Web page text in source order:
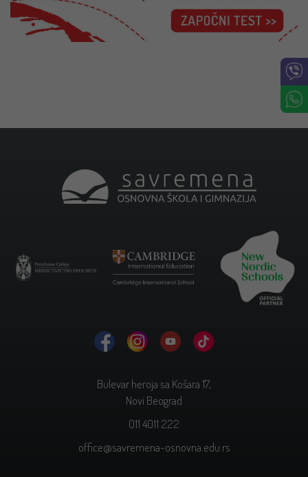
Bulevar heroja sa Košara 17,
Novi Beograd
011 4011 222
office@savremena-osnovna.edu.rs